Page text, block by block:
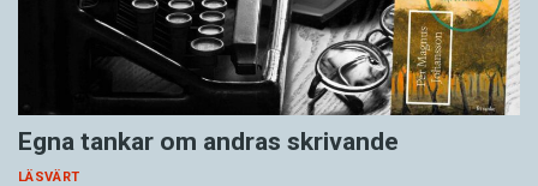
Egna tankar om andras skrivande
LÄSVÄRT